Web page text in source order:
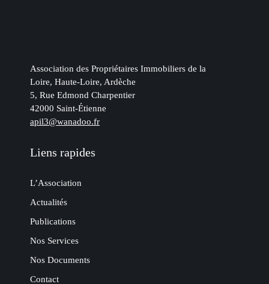
Association des Propriétaires Immobiliers de la
Loire, Haute-Loire, Ardèche
5, Rue Edmond Charpentier
42000 Saint-Étienne
apil3@wanadoo.fr
Liens rapides
L’Association
Actualités
Publications
Nos Services
Nos Documents
Contact